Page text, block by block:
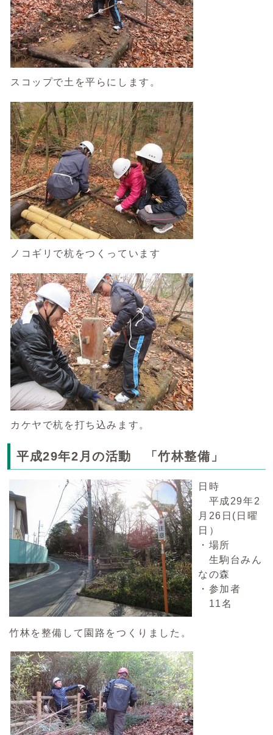
スコップで土を平らにします。
ノコギリで杭をつくっています
カケヤで杭を打ち込みます。
平成29年2月の活動 「竹林整備」
日時
平成29年2
月26日(日曜
日）
・場所
生駒台みん
なの森
・参加者
11名
竹林を整備して園路をつくりました。